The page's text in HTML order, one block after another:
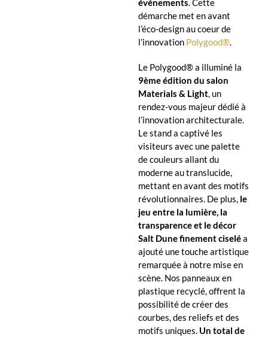
événements. Cette
démarche met en avant
l’éco-design au coeur de
l’innovation Polygood®.
Le Polygood® a illuminé la
9ème édition du salon
Materials & Light, un
rendez-vous majeur dédié à
l’innovation architecturale.
Le stand a captivé les
visiteurs avec une palette
de couleurs allant du
moderne au translucide,
mettant en avant des motifs
révolutionnaires. De plus, le
jeu entre la lumière, la
transparence et le décor
Salt Dune finement ciseléa
ajouté une touche artistique
remarquée à notre mise en
scène. Nos panneaux en
plastique recyclé, offrent la
possibilité de créer des
courbes, des reliefs et des
motifs uniques. Un total de